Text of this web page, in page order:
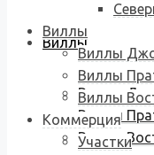
Виллы
Виллы
Виллы
Виллы
Виллы
Виллы
Виллы
Виллы
Коммерция
Участки